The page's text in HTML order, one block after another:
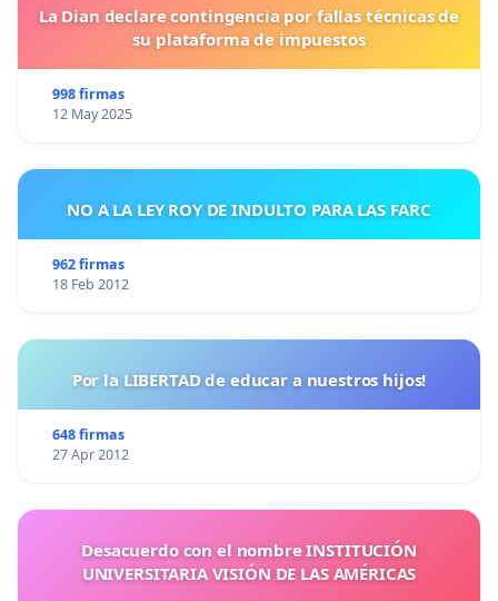
La Dian declare contingencia por fallas técnicas de
su plataforma de impuestos
998 firmas
12 May 2025
NO A LA LEY ROY DE INDULTO PARA LAS FARC
962 firmas
18 Feb 2012
Por la LIBERTAD de educar a nuestros hijos!
648 firmas
27 Apr 2012
Desacuerdo con el nombre INSTITUCIÓN
UNIVERSITARIA VISIÓN DE LAS AMÉRICAS